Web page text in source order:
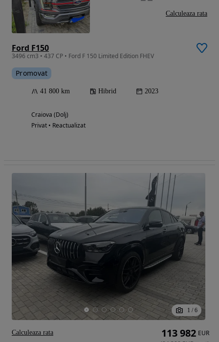
Ford F150
3496 cm3 • 437 CP • Ford F 150 Limited Edition FHEV
Promovat
41 800 km Hibrid 2023
Craiova (Dolj)
Privat • Reactualizat
Calculeaza rata
1 / 6
113 982 EUR
Calculeaza rata